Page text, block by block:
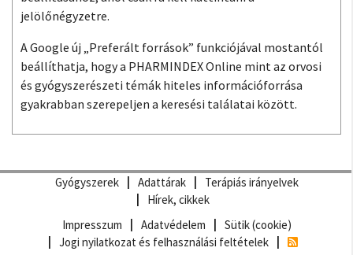
jelölőnégyzetre.
A Google új „Preferált források” funkciójával mostantól
beállíthatja, hogy a PHARMINDEX Online mint az orvosi
és gyógyszerészeti témák hiteles információforrása
gyakrabban szerepeljen a keresési találatai között.
Gyógyszerek Adattárak
Terápiás irányelvek
Hírek, cikkek
Impresszum
Adatvédelem
Sütik (cookie)
Jogi nyilatkozat és felhasználási feltételek